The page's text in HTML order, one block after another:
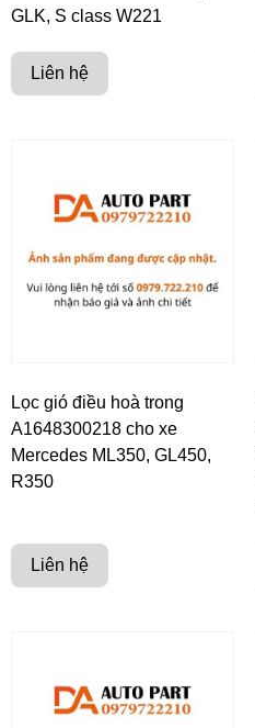
GLK, S class W221
Liên hệ
Lọc gió điều hoà trong
A1648300218 cho xe
Mercedes ML350, GL450,
R350
Liên hệ